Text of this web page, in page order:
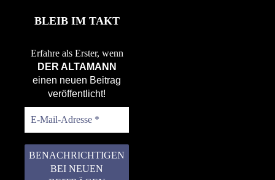
BLEIB IM TAKT
Erfahre als Erster, wenn
DER ALTAMANN
einen neuen Beitrag
veröffentlicht!